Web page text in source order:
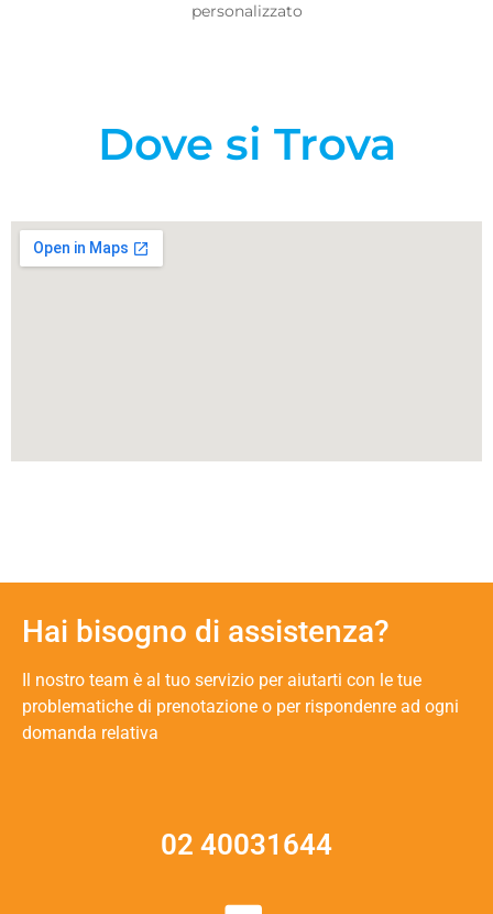
personalizzato
Dove si Trova
Hai bisogno di assistenza?
Il nostro team è al tuo servizio per aiutarti con le tue
problematiche di prenotazione o per rispondenre ad ogni
domanda relativa
02 40031644